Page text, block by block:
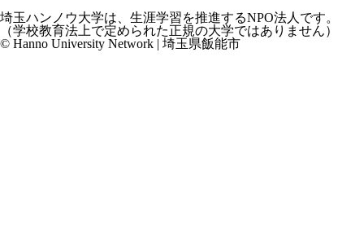
埼玉ハンノウ大学は、生涯学習を推進するNPO法人です。
（学校教育法上で定められた正規の大学ではありません）
© Hanno University Network | 埼玉県飯能市